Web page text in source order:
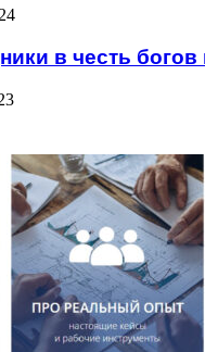
в честь богов